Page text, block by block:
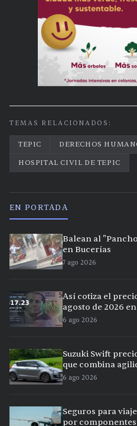
TEMAS RELACIONADOS:
TEPIC DERECHOS
HOSPITAL CIVIL DE TEPIC
EN PORTADA
Balean al
en Bucerías
7 ago 2026
Así cotiza el
agosto de 2026
6 ago 2026
Suzuki Swift
que combina
6 ago 2026
Seguros para
por componentes